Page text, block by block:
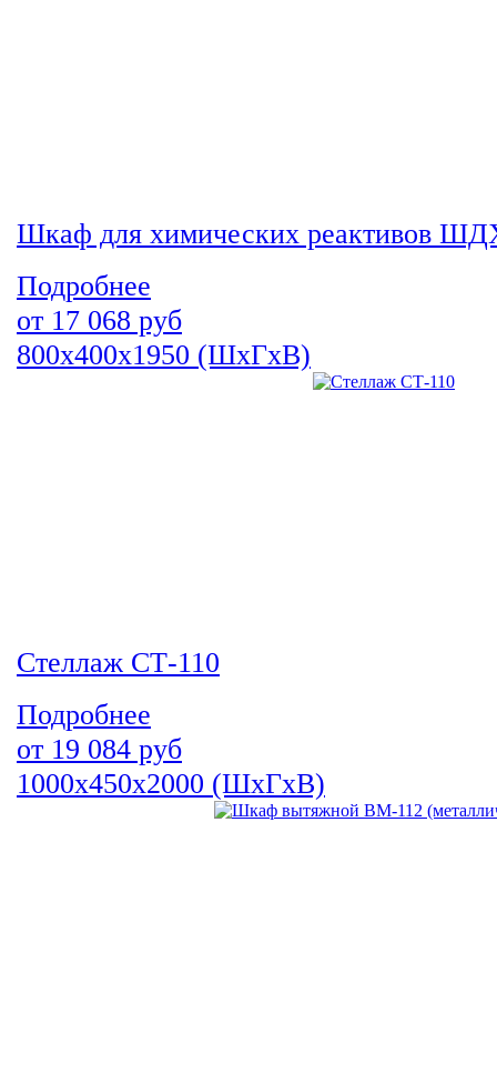
Шкаф для химических реактивов
Подробнее
от 17 068 руб
800х400х1950 (ШхГхВ)
Стеллаж СТ-110
Подробнее
от 19 084 руб
1000х450х2000 (ШхГхВ)